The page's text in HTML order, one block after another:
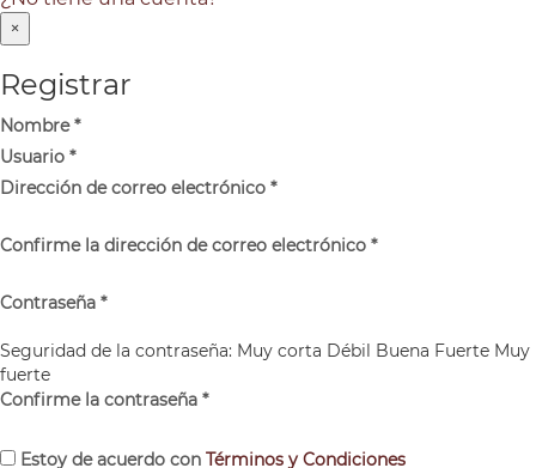
×
Registrar
Nombre*
Usuario *
Dirección de correo electrónico *
Confirme la dirección de correo electrónico *
Contraseña *
Seguridad de la contraseña: Muy corta Débil Buena Fuerte Muy
fuerte
Confirme la contraseña *
Estoy de acuerdo con Términos y Condiciones